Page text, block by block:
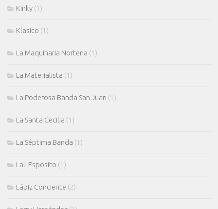
Kinky (1)
Klasico (1)
La Maquinaria Nortena (1)
La Materialista (1)
La Poderosa Banda San Juan (1)
La Santa Cecilia (1)
La Séptima Banda (1)
Lali Esposito (1)
Lápiz Conciente (2)